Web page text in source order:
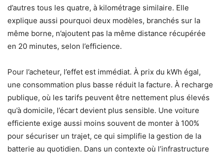
d’autres tous les quatre, à kilométrage similaire. Elle
explique aussi pourquoi deux modèles, branchés sur la
même borne, n’ajoutent pas la même distance récupérée
en 20 minutes, selon l’efficience.
Pour l’acheteur, l’effet est immédiat. À prix du kWh égal,
une consommation plus basse réduit la facture. À recharge
publique, où les tarifs peuvent être nettement plus élevés
qu’à domicile, l’écart devient plus sensible. Une voiture
efficiente exige aussi moins souvent de monter à 100%
pour sécuriser un trajet, ce qui simplifie la gestion de la
batterie au quotidien. Dans un contexte où l’infrastructure